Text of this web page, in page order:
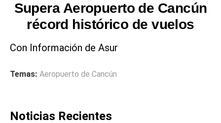
Supera Aeropuerto de Cancún
récord histórico de vuelos
Con Información de Asur
Temas: Aeropuerto de Cancún
Noticias Recientes